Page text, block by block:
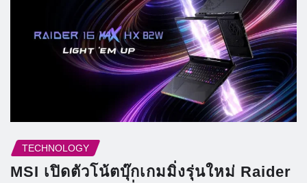
TECHNOLOGY
MSI เปิดตัวโน้ตบุ๊กเกมมิ่งรุ่นใหม่ Raider